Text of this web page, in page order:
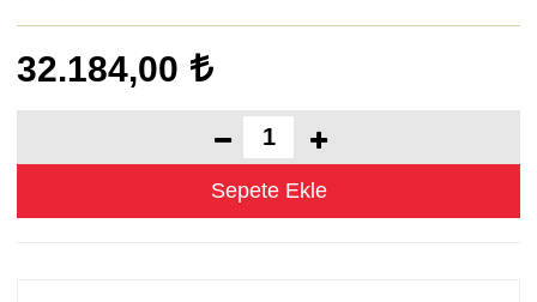
32.184,00